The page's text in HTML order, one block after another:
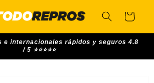
Cart
e internacionales rápidos y seguros 4.8
/ 5 ⭐⭐⭐⭐⭐